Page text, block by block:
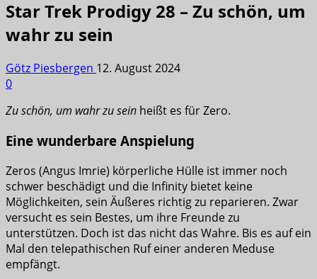
Star Trek Prodigy 28 – Zu schön, um
wahr zu sein
Götz Piesbergen 12. August 2024
0
Zu schön, um wahr zu sein heißt es für Zero.
Eine wunderbare Anspielung
Zeros (Angus Imrie) körperliche Hülle ist immer noch
schwer beschädigt und die Infinity bietet keine
Möglichkeiten, sein Äußeres richtig zu reparieren. Zwar
versucht es sein Bestes, um ihre Freunde zu
unterstützen. Doch ist das nicht das Wahre. Bis es auf ein
Mal den telepathischen Ruf einer anderen Meduse
empfängt.